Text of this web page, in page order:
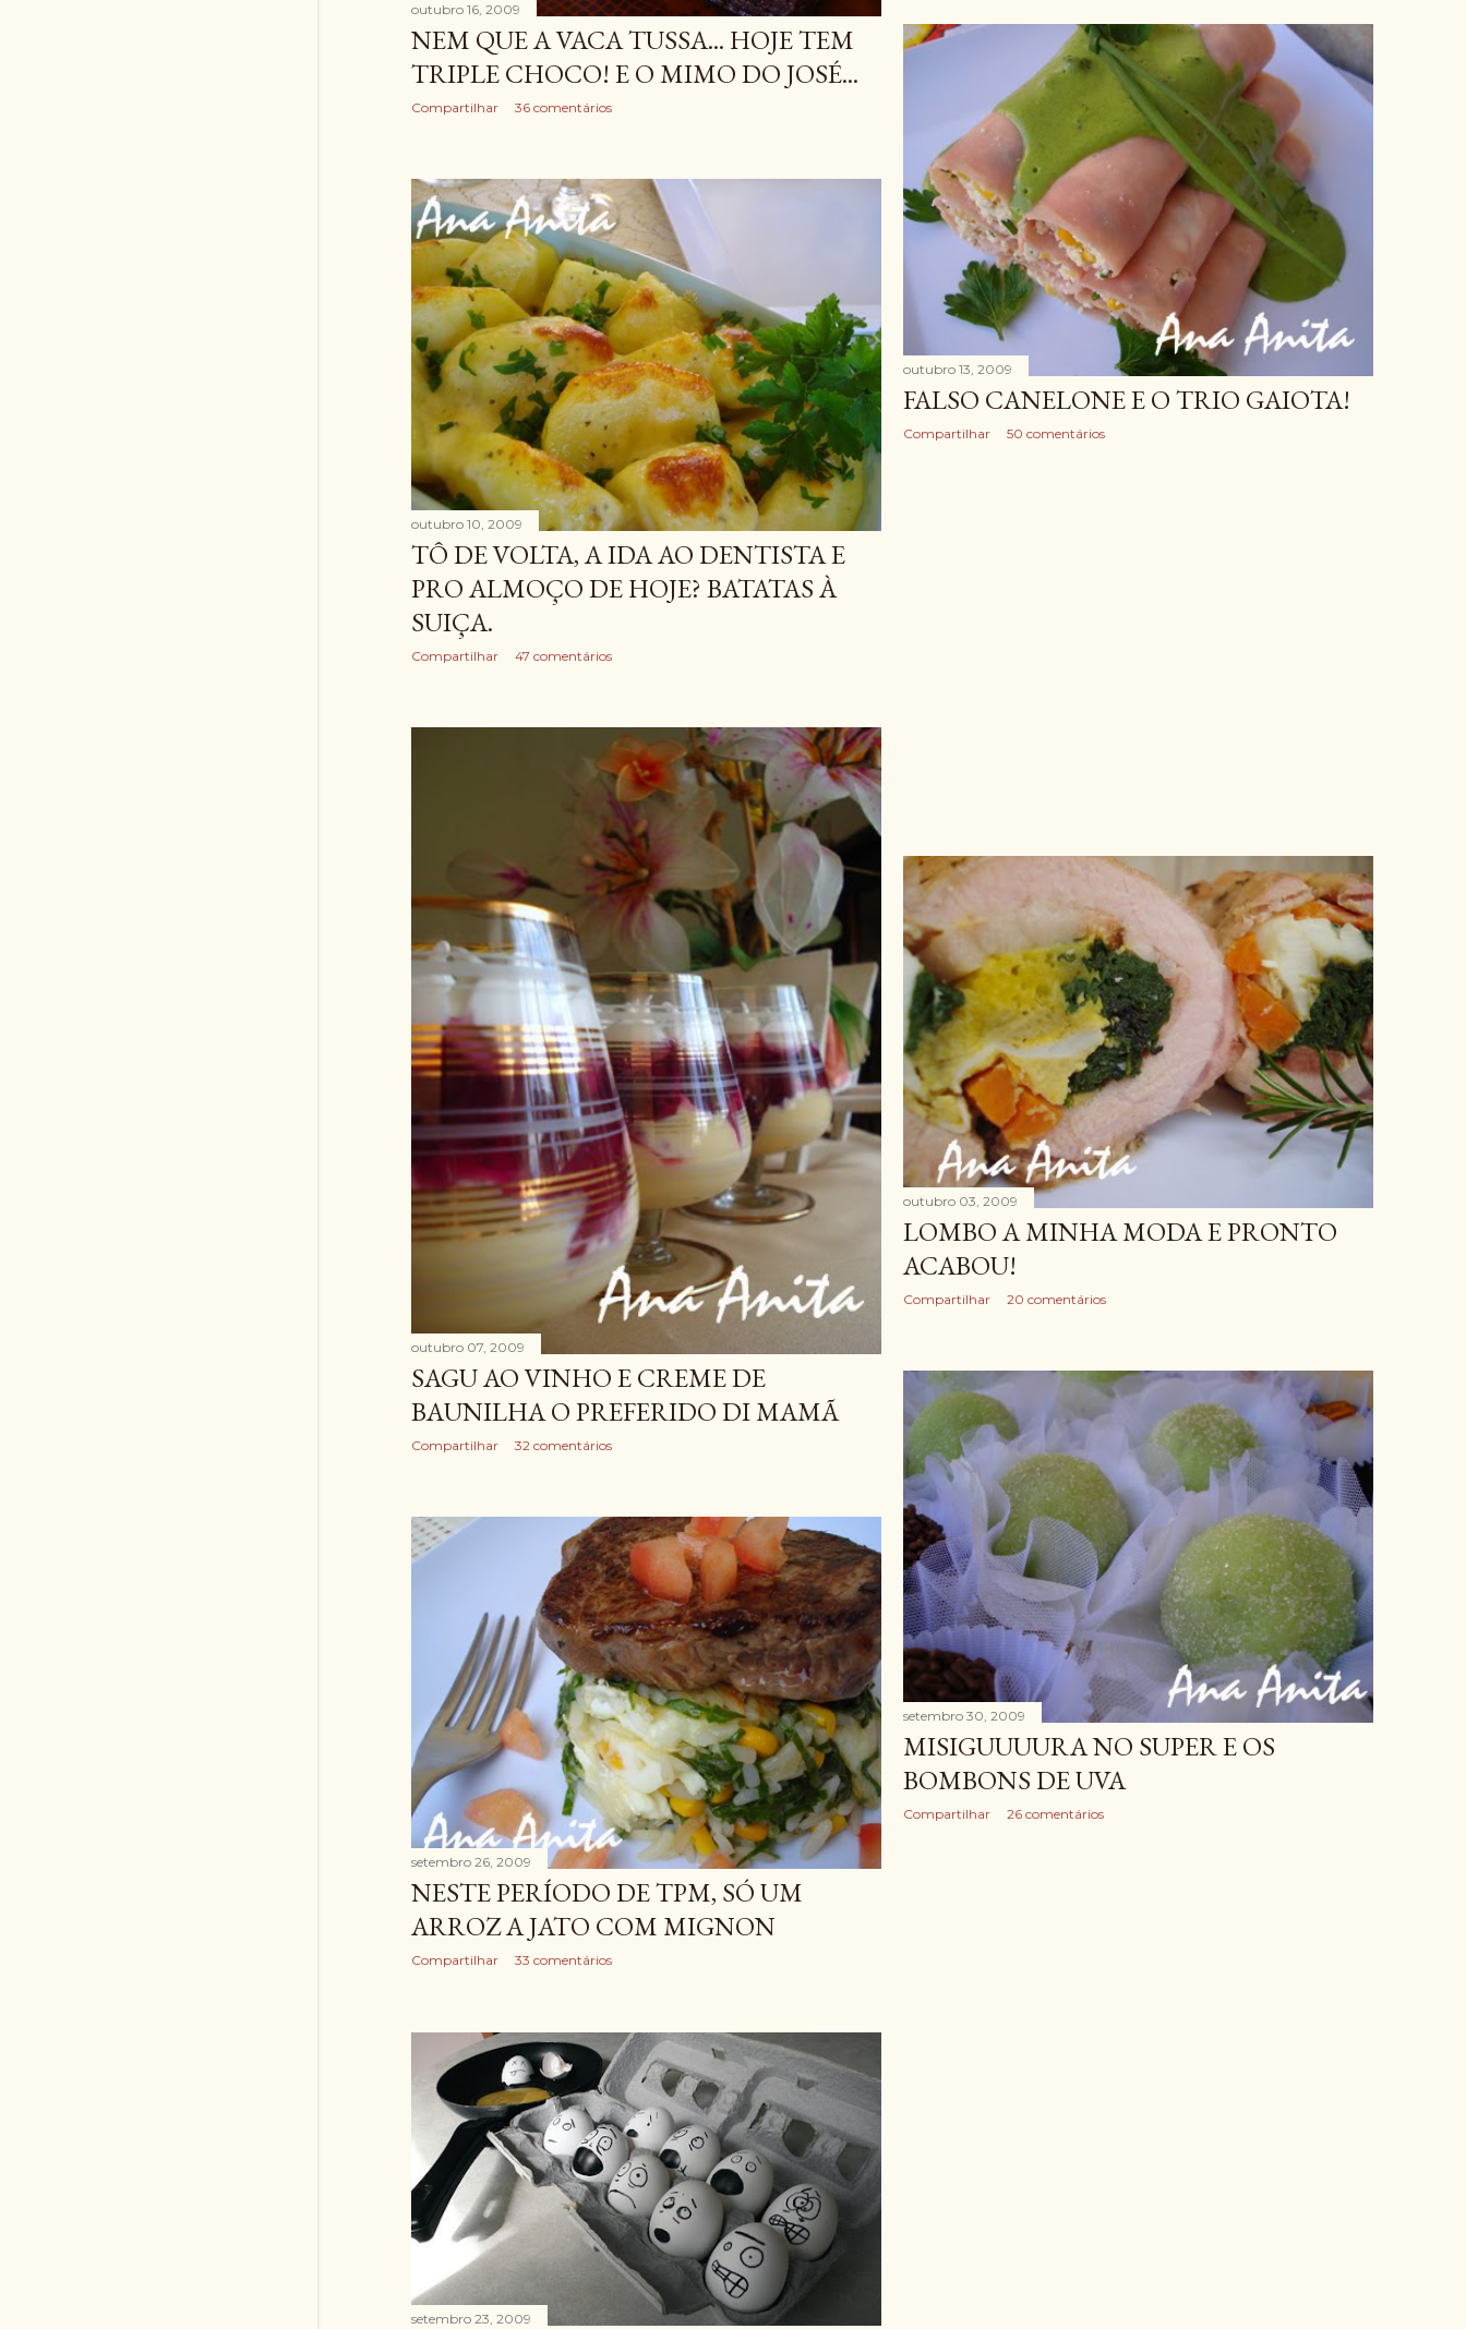
outubro 16, 2009
NEM QUE A VACA TUSSA... HOJE TEM
TRIPLE CHOCO! E O MIMO DO JOSÉ...
Compartilhar 36 comentários
outubro 13, 2009
FALSO CANELONE E O TRIO GAIOTA!
Compartilhar 50 comentários
outubro 10, 2009
TÔ DE VOLTA, A IDA AO DENTISTA E
PRO ALMOÇO DE HOJE? BATATAS À
SUIÇA.
Compartilhar 47 comentários
outubro 07, 2009
SAGU AO VINHO E CREME DE
BAUNILHA O PREFERIDO DI MAMÃ
Compartilhar 32 comentários
outubro 03, 2009
LOMBO A MINHA MODA E PRONTO
ACABOU!
Compartilhar 20 comentários
setembro 30, 2009
MISIGUUUURA NO SUPER E OS
BOMBONS DE UVA
Compartilhar 26 comentários
setembro 26, 2009
NESTE PERÍODO DE TPM, SÓ UM
ARROZ A JATO COM MIGNON
Compartilhar 33 comentários
setembro 23, 2009